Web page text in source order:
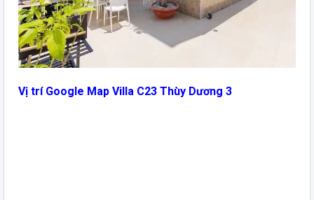
Vị trí Google Map Villa C23 Thùy Dương 3